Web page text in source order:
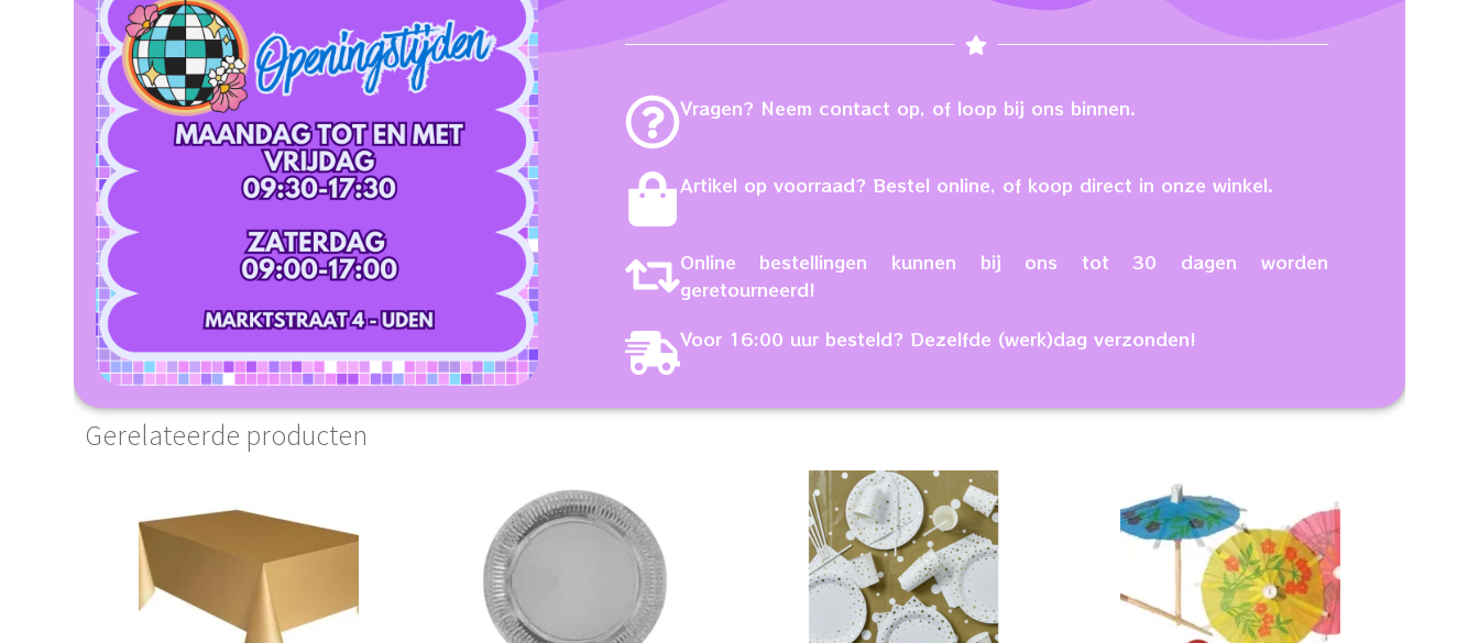
Vragen? Neem contact op, of loop bij ons binnen.
Artikel op voorraad? Bestel online, of koop direct in onze winkel.
Online bestellingen kunnen bij ons tot 30 dagen worden
geretourneerd!
Voor 16:00 uur besteld? Dezelfde (werk)dag verzonden!
Gerelateerde producten